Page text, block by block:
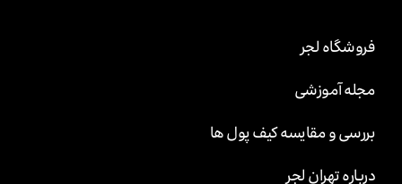
فروشگاه لجر
مجله آموزشی
بررسی و مقایسه کیف پول ها
درباره تهران لجر